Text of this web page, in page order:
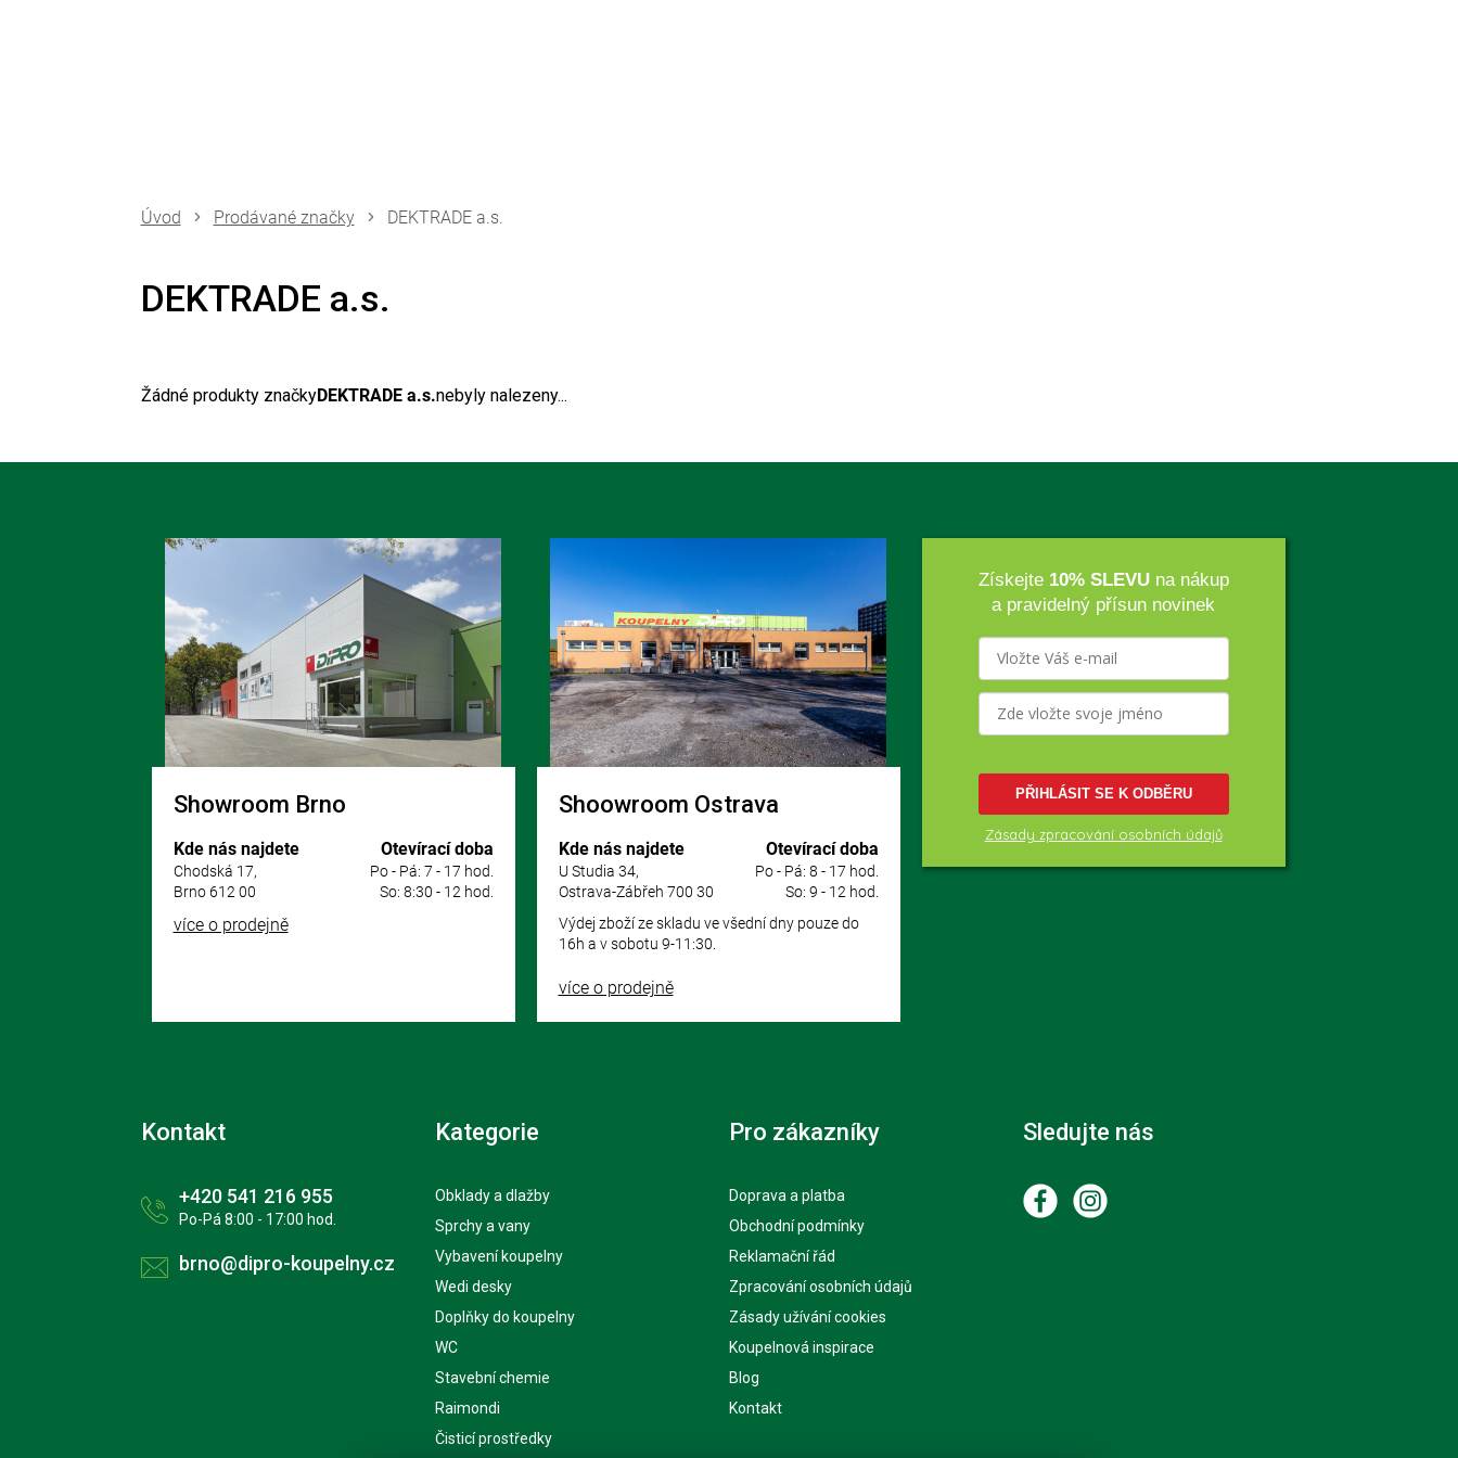
Prodávané značky DEKTRADE a.s.
DEKTRADE a.s.
Žádné produkty značkyDEKTRADE a.s.nebyly nalezeny...
Showroom Brno
Kde nás najdete
Chodská 17,
Brno 612 00
Otevírací doba
Po - Pá: 7 - 17 hod.
So: 8:30 - 12 hod.
více o prodejně
Shoowroom Ostrava
Kde nás najdete
U Studia 34,
Ostrava-Zábřeh 700 30
Otevírací doba
Po - Pá: 8 - 17 hod.
So: 9 - 12 hod.
Výdej zboží ze skladu ve všední dny pouze do
16h a v sobotu 9-11:30.
více o prodejně
Získejte 10% SLEVUna nákup
a pravidelný přísun novinek
PŘIHLÁSIT SE K ODBĚRU
Zásady zpracování osobních údajů
Kontakt
+420 541 216 955
Po-Pá 8:00 - 17:00 hod.
brno@dipro-koupelny.cz
Kategorie
Obklady a dlažby
Sprchy a vany
Vybavení koupelny
Wedi desky
Doplňky do koupelny
WC
Stavební chemie
Raimondi
Čisticí prostředky
Pro zákazníky
Doprava a platba
Obchodní podmínky
Reklamační řád
Zpracování osobních údajů
Zásady užívání cookies
Koupelnová inspirace
Blog
Kontakt
Sledujte nás